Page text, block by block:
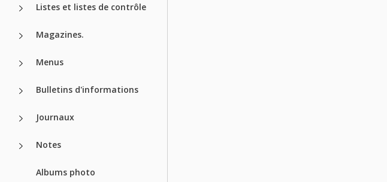
Listes et listes de contrôle
Magazines.
Menus
Bulletins d'informations
Journaux
Notes
Albums photo